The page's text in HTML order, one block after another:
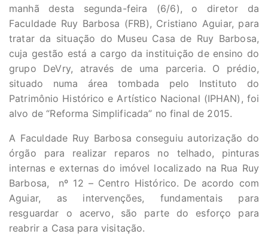
manhã desta segunda-feira (6/6), o diretor da
Faculdade Ruy Barbosa (FRB), Cristiano Aguiar, para
tratar da situação do Museu Casa de Ruy Barbosa,
cuja gestão está a cargo da instituição de ensino do
grupo DeVry, através de uma parceria. O prédio,
situado numa área tombada pelo Instituto do
Patrimônio Histórico e Artístico Nacional (IPHAN), foi
alvo de “Reforma Simplificada” no final de 2015.
A Faculdade Ruy Barbosa conseguiu autorização do
órgão para realizar reparos no telhado, pinturas
internas e externas do imóvel localizado na Rua Ruy
Barbosa, nº 12 – Centro Histórico. De acordo com
Aguiar, as intervenções, fundamentais para
resguardar o acervo, são parte do esforço para
reabrir a Casa para visitação.